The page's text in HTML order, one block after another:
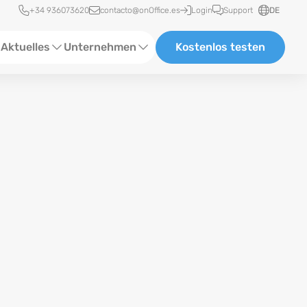
Schnellzugriff
+34 936073620 contacto@onOffice.es Login Support DE
Aktuelles Unternehmen Kostenlos testen